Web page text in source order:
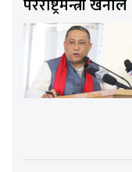
परराष्ट्रमन्त्री खनाल